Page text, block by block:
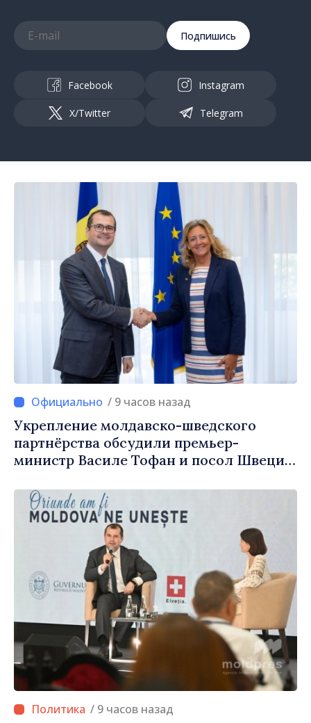
Подпишись
Facebook Instagram
X/Twitter Telegram
/ 9 часов назад
Укрепление молдавско-шведского
партнёрства обсудили премьер-
министр Василе Тофан и посол Швеции
/ 9 часов назад